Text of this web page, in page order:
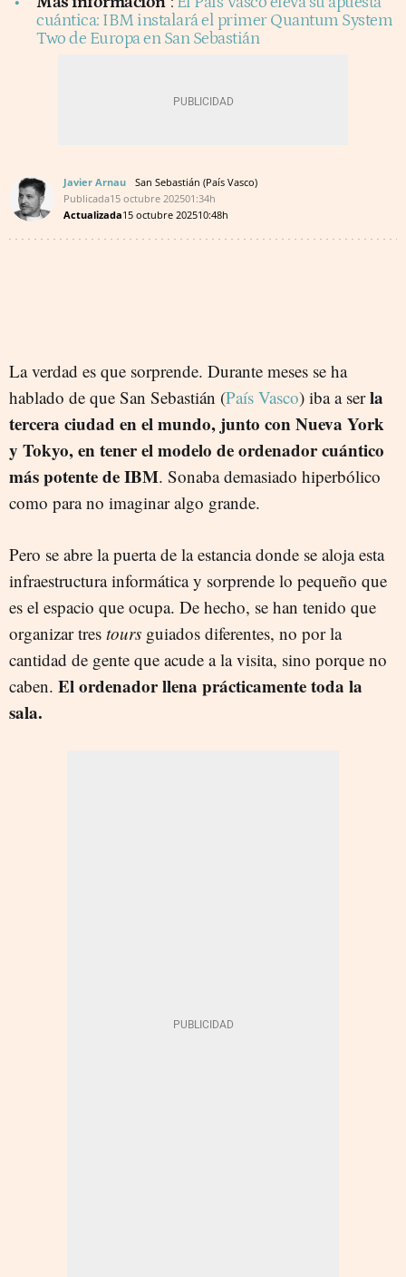
cuántica: IBM instalará el primer Quantum System
Two de Europa en San Sebastián
Javier Arnau
San Sebastián (País Vasco)
Publicada15 octubre 202501:34h
Actualizada15 octubre 202510:48h
La verdad es que sorprende. Durante meses se ha
hablado de que San Sebastián (País Vasco) iba a serla
tercera ciudad en el mundo, junto con Nueva York
y Tokyo, en tener el modelo de ordenador cuántico
más potente de IBM. Sonaba demasiado hiperbólico
como para no imaginar algo grande.
Pero se abre la puerta de la estancia donde se aloja esta
infraestructura informática y sorprende lo pequeño que
es el espacio que ocupa. De hecho, se han tenido que
organizar tres tours guiados diferentes, no por la
cantidad de gente que acude a la visita, sino porque no
caben. El ordenador llena prácticamente toda la
sala.